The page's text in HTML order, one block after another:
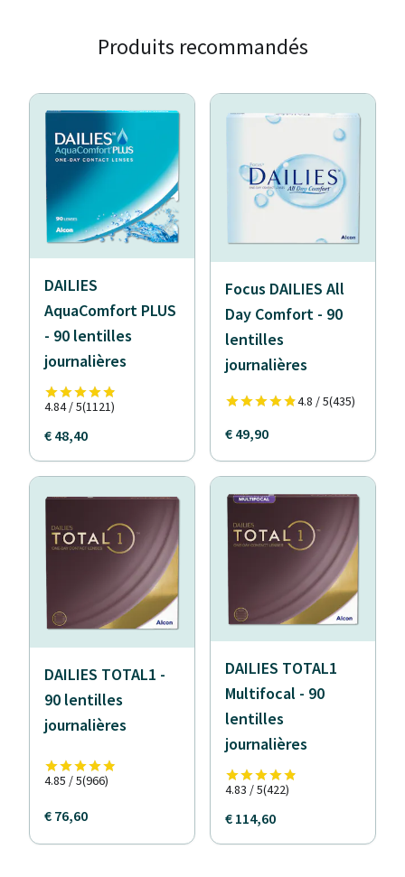
Produits recommandés
DAILIES
AquaComfort PLUS
- 90 lentilles
journalières
4.84 / 5(1121)
€ 48,40
Focus DAILIES All
Day Comfort - 90
lentilles
journalières
4.8 / 5(435)
€ 49,90
DAILIES TOTAL1 -
90 lentilles
journalières
4.85 / 5(966)
€ 76,60
DAILIES TOTAL1
Multifocal - 90
lentilles
journalières
4.83 / 5(422)
€ 114,60